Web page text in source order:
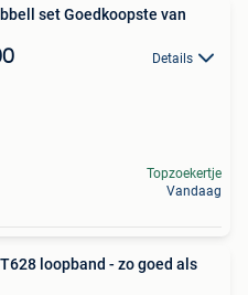
set Goedkoopste van
Details
Topzoekertje
Vandaag
loopband - zo goed als